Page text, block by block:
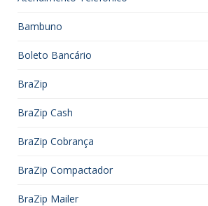
Bambuno
Boleto Bancário
BraZip
BraZip Cash
BraZip Cobrança
BraZip Compactador
BraZip Mailer